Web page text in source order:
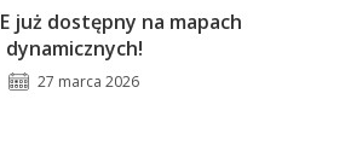
już dostępny na mapach
dynamicznych!
27 marca 2026